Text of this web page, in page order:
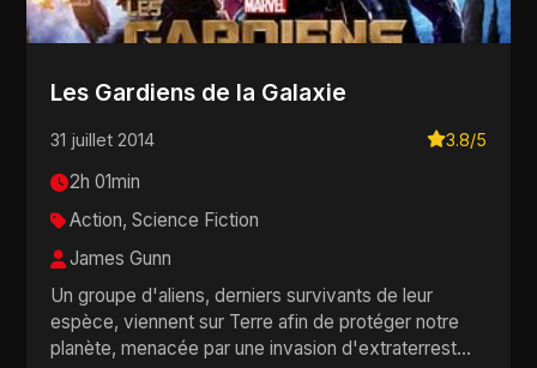
Les Gardiens de la Galaxie
31 juillet 2014 3.8/5
2h 01min
Action, Science Fiction
James Gunn
Un groupe d'aliens, derniers survivants de leur
espèce, viennent sur Terre afin de protéger notre
planète, menacée par une invasion d'extraterrest...